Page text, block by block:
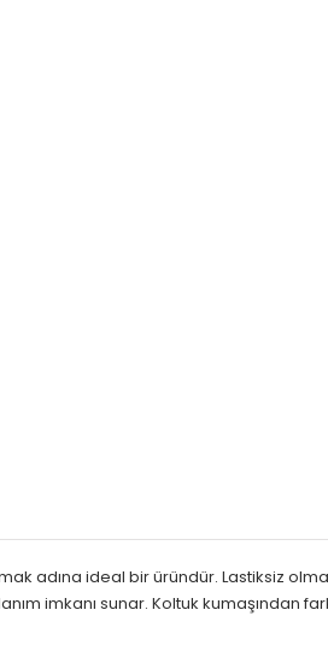
adına ideal bir üründür. Lastiksiz
imkanı sunar. Koltuk kumaşından